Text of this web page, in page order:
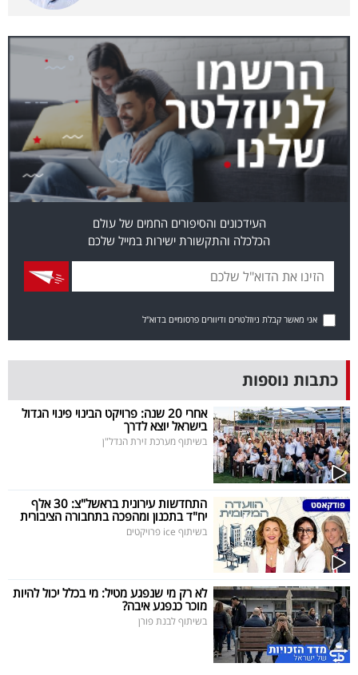
בריאות
תרבות
ופנאי
תיירות
הכלכלי
פודקאסט
UNDER
40
שיתופי
פעולה
דרושים
ניוזלטרים
מייל
העידכונים והסיפורים החמים של עולם
הכלכלה והתקשורת ישירות במייל שלכם
אני מאשר קבלת ניוזלטרים ודיוורים פרסומיים בדוא"ל
כתבות נוספות
אחרי 20 שנה: פרויקט הבינוי פינוי הגדול
בישראל יוצא לדרך
בשיתוף מערכת זירת הנדל"ן
התחדשות עירונית בראשל"צ: 30 אלף
יח"ד בתכנון ומהפכה בתחבורה הציבורית
בשיתוף ice פרויקטים
לא רק מי שנפגע מטיל: מי בכלל יכול להיות
מוכר כנפגע איבה?
בשיתוף לבנת פורן